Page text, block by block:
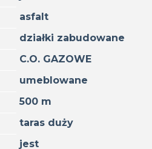
asfalt
działki zabudowane
C.O. GAZOWE
umeblowane
500 m
taras duży
jest